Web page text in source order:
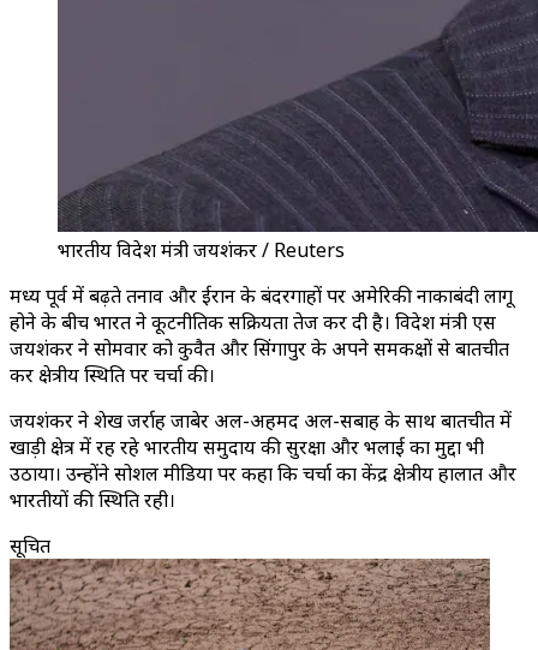
भारतीय विदेश मंत्री जयशंकर / Reuters
मध्य पूर्व में बढ़ते तनाव और ईरान के बंदरगाहों पर अमेरिकी नाकाबंदी लागू
होने के बीच भारत ने कूटनीतिक सक्रियता तेज कर दी है। विदेश मंत्री एस
जयशंकर ने सोमवार को कुवैत और सिंगापुर के अपने समकक्षों से बातचीत
कर क्षेत्रीय स्थिति पर चर्चा की।
जयशंकर ने शेख जर्राह जाबेर अल-अहमद अल-सबाह के साथ बातचीत में
खाड़ी क्षेत्र में रह रहे भारतीय समुदाय की सुरक्षा और भलाई का मुद्दा भी
उठाया। उन्होंने सोशल मीडिया पर कहा कि चर्चा का केंद्र क्षेत्रीय हालात और
भारतीयों की स्थिति रही।
सूचित